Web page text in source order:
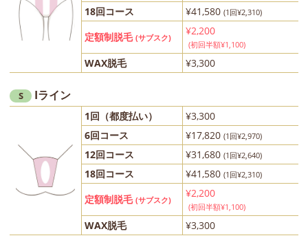
18回コース ¥41,580 (1回¥2,310)
定額制脱毛 (サブスク)
¥2,200
(初回半額¥1,100)
WAX脱毛 ¥3,300
S Iライン
1回（都度払い）
¥3,300
6回コース
¥17,820 (1回¥2,970)
12回コース ¥31,680 (1回¥2,640)
18回コース ¥41,580 (1回¥2,310)
定額制脱毛 (サブスク)
¥2,200
(初回半額¥1,100)
WAX脱毛 ¥3,300